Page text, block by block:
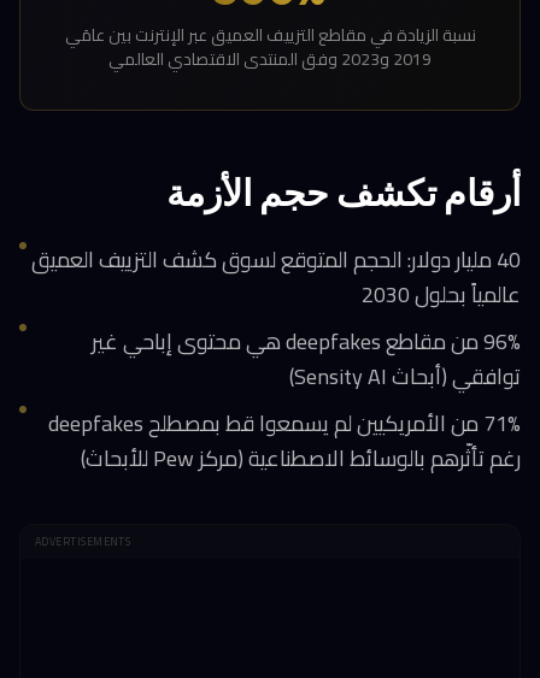
نسبة الزيادة في مقاطع التزييف العميق عبر الإنترنت بين عامَي
2019 و2023 وفق المنتدى الاقتصادي العالمي
أرقام تكشف حجم الأزمة
40 مليار دولار: الحجم المتوقع لسوق كشف التزييف العميق
عالمياً بحلول 2030
96% من مقاطع deepfakes هي محتوى إباحي غير
توافقي (أبحاث Sensity AI)
71% من الأمريكيين لم يسمعوا قط بمصطلح deepfakes
رغم تأثّرهم بالوسائط الاصطناعية (مركز Pew للأبحاث)
ADVERTISEMENTS